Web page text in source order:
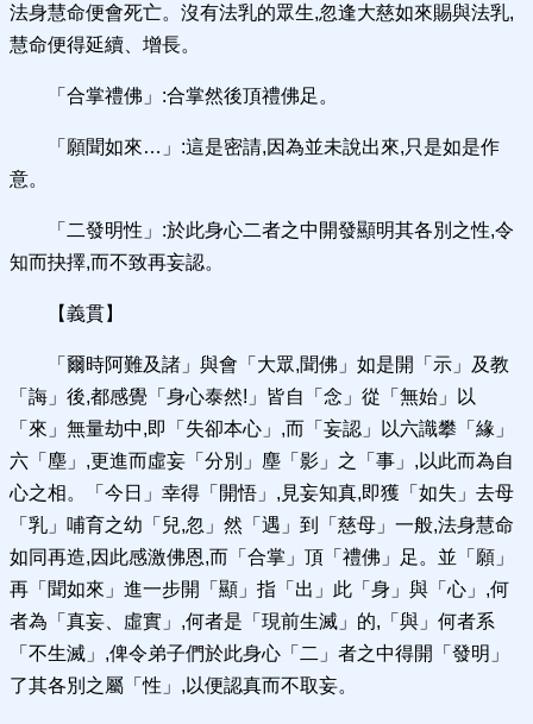
法身慧命便會死亡。沒有法乳的眾生,忽逢大慈如來賜與法乳,
慧命便得延續、增長。
「合掌禮佛」:合掌然後頂禮佛足。
「願聞如來…」:這是密請,因為並未說出來,只是如是作
意。
「二發明性」:於此身心二者之中開發顯明其各別之性,令
知而抉擇,而不致再妄認。
【義貫】
「爾時阿難及諸」與會「大眾,聞佛」如是開「示」及教
「誨」後,都感覺「身心泰然!」皆自「念」從「無始」以
「來」無量劫中,即「失卻本心」,而「妄認」以六識攀「緣」
六「塵」,更進而虛妄「分別」塵「影」之「事」,以此而為自
心之相。「今日」幸得「開悟」,見妄知真,即獲「如失」去母
「乳」哺育之幼「兒,忽」然「遇」到「慈母」一般,法身慧命
如同再造,因此感激佛恩,而「合掌」頂「禮佛」足。並「願」
再「聞如來」進一步開「顯」指「出」此「身」與「心」,何
者為「真妄、虛實」,何者是「現前生滅」的,「與」何者系
「不生滅」,俾令弟子們於此身心「二」者之中得開「發明」
了其各別之屬「性」,以便認真而不取妄。